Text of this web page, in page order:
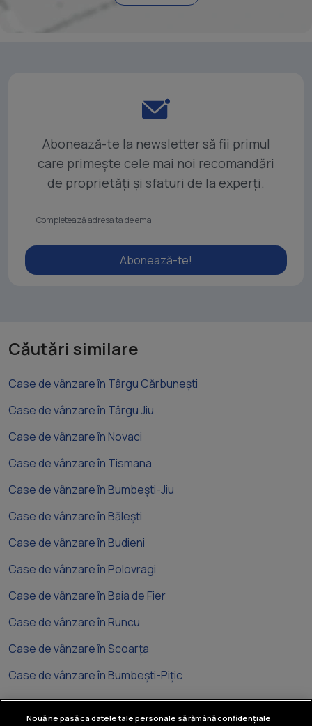
Abonează-te la newsletter să fii primul
care primește cele mai noi recomandări
de proprietăți și sfaturi de la experți.
Abonează-te!
Căutări similare
Case de vânzare în Târgu Cărbunești
Case de vânzare în Târgu Jiu
Case de vânzare în Novaci
Case de vânzare în Tismana
Case de vânzare în Bumbești-Jiu
Case de vânzare în Bălești
Case de vânzare în Budieni
Case de vânzare în Polovragi
Case de vânzare în Baia de Fier
Case de vânzare în Runcu
Case de vânzare în Scoarța
Case de vânzare în Bumbești-Pițic
Nouă ne pasă ca datele tale personale să rămână confidențiale